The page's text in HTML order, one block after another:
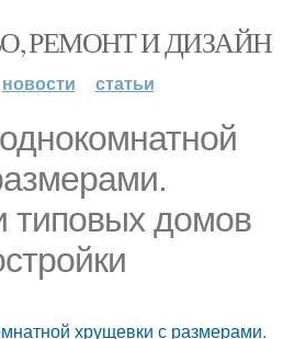
РЕМОНТ И ДИЗАЙН
новости статьи
типовых домов
хрущевки с размерами.